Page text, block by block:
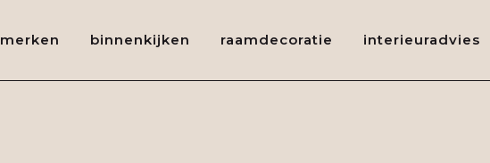
merken binnenkijken raamdecoratie interieuradvies